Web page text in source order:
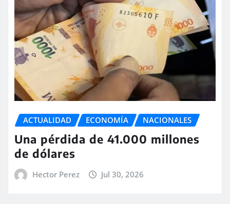
ACTUALIDAD ECONOMÍA NACIONALES
Una pérdida de 41.000 millones
de dólares
Hector Perez Jul 30, 2026